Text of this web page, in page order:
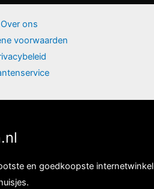
Over ons
voorwaarden
en goedkoopste internetwinkel